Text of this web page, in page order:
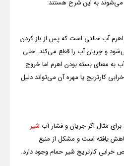
می‌شوند به این شرح هستند:
آب حالتی است که پس از باز کردن
و جریان آب را قطع می‌کند. حتی
به معنای بسته بودن اهرم اما خروج
کارتریج یا مهره آن می‌تواند دلیل
برای مثال اگر جریان و فشار آب شیر
یافته است و مشکل از منبع
کارتریج شیر حمام وجود دارد.